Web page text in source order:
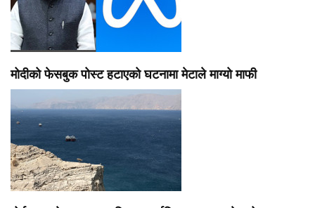
मोदीको फेसबुक पोस्ट हटाएको घटनामा मेटाले माग्यो माफी